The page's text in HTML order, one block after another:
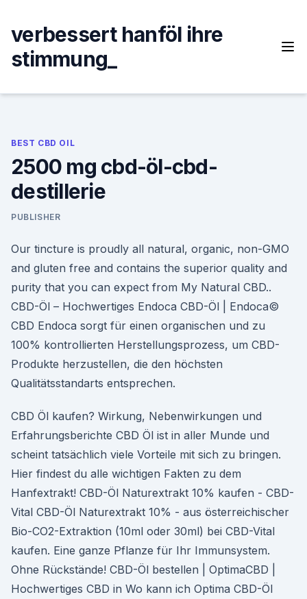
content
verbessert hanföl ihre
stimmung_
BEST CBD OIL
2500 mg cbd-öl-cbd-
destillerie
PUBLISHER
Our tincture is proudly all natural, organic, non-GMO
and gluten free and contains the superior quality and
purity that you can expect from My Natural CBD..
CBD-Öl – Hochwertiges Endoca CBD-Öl | Endoca©
CBD Endoca sorgt für einen organischen und zu
100% kontrollierten Herstellungsprozess, um CBD-
Produkte herzustellen, die den höchsten
Qualitätsstandarts entsprechen.
CBD Öl kaufen? Wirkung, Nebenwirkungen und
Erfahrungsberichte CBD Öl ist in aller Munde und
scheint tatsächlich viele Vorteile mit sich zu bringen.
Hier findest du alle wichtigen Fakten zu dem
Hanfextrakt! CBD-Öl Naturextrakt 10% kaufen - CBD-
Vital CBD-Öl Naturextrakt 10% - aus österreichischer
Bio-CO2-Extraktion (10ml oder 30ml) bei CBD-Vital
kaufen. Eine ganze Pflanze für Ihr Immunsystem.
Ohne Rückstände! CBD-Öl bestellen | OptimaCBD |
Hochwertiges CBD in Wo kann ich Optima CBD-Öl